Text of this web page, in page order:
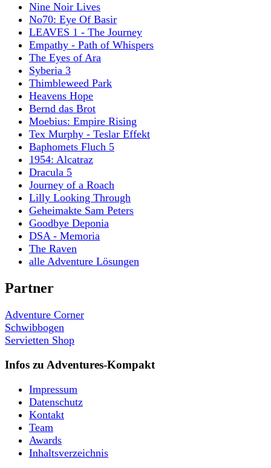
Nine Noir Lives
No70: Eye Of Basir
LEAVES 1 - The Journey
Empathy - Path of Whispers
The Eyes of Ara
Syberia 3
Thimbleweed Park
Heavens Hope
Bernd das Brot
Moebius: Empire Rising
Tex Murphy - Teslar Effekt
Baphomets Fluch 5
1954: Alcatraz
Dracula 5
Journey of a Roach
Lilly Looking Through
Geheimakte Sam Peters
Goodbye Deponia
DSA - Memoria
The Raven
alle Adventure Lösungen
Partner
Adventure Corner
Schwibbogen
Servietten Shop
Infos zu Adventures-Kompakt
Impressum
Datenschutz
Kontakt
Team
Awards
Inhaltsverzeichnis